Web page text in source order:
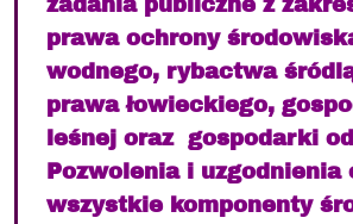
zadania publiczne z
prawa ochrony
wodnego, rybactwa
prawa łowieckiego,
leśnej oraz gospodarki
Pozwolenia i uzgodnienia
wszystkie komponenty